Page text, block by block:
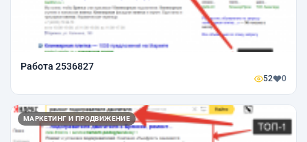
Работа 2536827
52 0
МАРКЕТИНГ И ПРОДВИЖЕНИЕ